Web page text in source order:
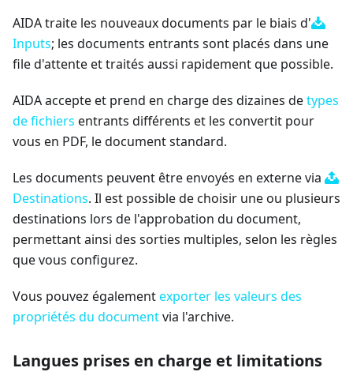
AIDA traite les nouveaux documents par le biais d'
Inputs; les documents entrants sont placés dans une
file d'attente et traités aussi rapidement que possible.
AIDA accepte et prend en charge des dizaines detypes
de fichiers entrants différents et les convertit pour
vous en PDF, le document standard.
Les documents peuvent être envoyés en externe via
Destinations. Il est possible de choisir une ou plusieurs
destinations lors de l'approbation du document,
permettant ainsi des sorties multiples, selon les règles
que vous configurez.
Vous pouvez égalementexporter les valeurs des
propriétés du documentvia l'archive.
Langues prises en charge et limitations